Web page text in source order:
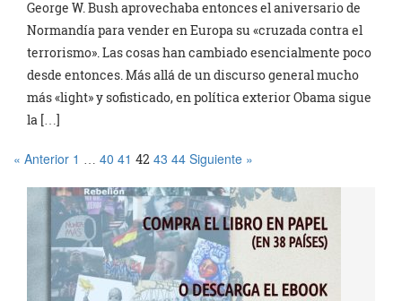
George W. Bush aprovechaba entonces el aniversario de
Normandía para vender en Europa su «cruzada contra el
terrorismo». Las cosas han cambiado esencialmente poco
desde entonces. Más allá de un discurso general mucho
más «light» y sofisticado, en política exterior Obama sigue
la […]
« Anterior 1 40 41 42 43 44 Siguiente »